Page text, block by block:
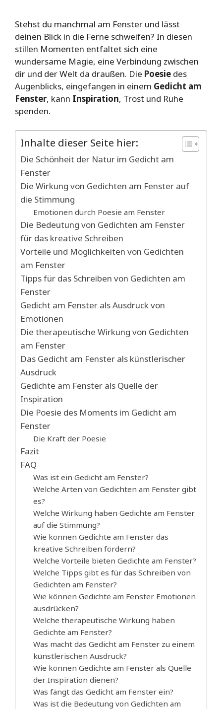
Stehst du manchmal am Fenster und lässt
deinen Blick in die Ferne schweifen? In diesen
stillen Momenten entfaltet sich eine
wundersame Magie, eine Verbindung zwischen
dir und der Welt da draußen. Die Poesie des
Augenblicks, eingefangen in einem Gedicht am
Fenster, kann Inspiration, Trost und Ruhe
spenden.
Inhalte dieser Seite hier:
Die Schönheit der Natur im Gedicht am
Fenster
Die Wirkung von Gedichten am Fenster auf
die Stimmung
Emotionen durch Poesie am Fenster
Die Bedeutung von Gedichten am Fenster
für das kreative Schreiben
Vorteile und Möglichkeiten von Gedichten
am Fenster
Tipps für das Schreiben von Gedichten am
Fenster
Gedicht am Fenster als Ausdruck von
Emotionen
Die therapeutische Wirkung von Gedichten
am Fenster
Das Gedicht am Fenster als künstlerischer
Ausdruck
Gedichte am Fenster als Quelle der
Inspiration
Die Poesie des Moments im Gedicht am
Fenster
Die Kraft der Poesie
Fazit
FAQ
Was ist ein Gedicht am Fenster?
Welche Arten von Gedichten am Fenster gibt
es?
Welche Wirkung haben Gedichte am Fenster
auf die Stimmung?
Wie können Gedichte am Fenster das
kreative Schreiben fördern?
Welche Vorteile bieten Gedichte am Fenster?
Welche Tipps gibt es für das Schreiben von
Gedichten am Fenster?
Wie können Gedichte am Fenster Emotionen
ausdrücken?
Welche therapeutische Wirkung haben
Gedichte am Fenster?
Was macht das Gedicht am Fenster zu einem
künstlerischen Ausdruck?
Wie können Gedichte am Fenster als Quelle
der Inspiration dienen?
Was fängt das Gedicht am Fenster ein?
Was ist die Bedeutung von Gedichten am